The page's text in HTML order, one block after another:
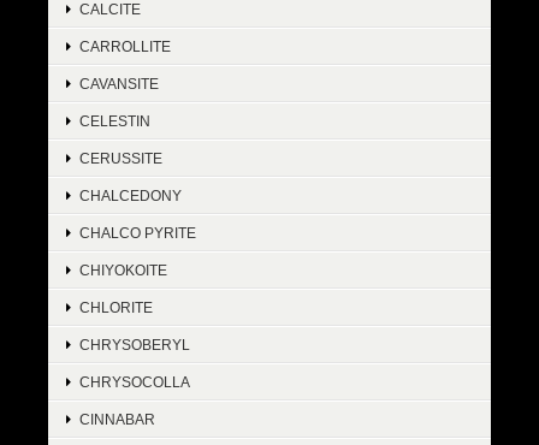
CALCITE
CARROLLITE
CAVANSITE
CELESTIN
CERUSSITE
CHALCEDONY
CHALCO PYRITE
CHIYOKOITE
CHLORITE
CHRYSOBERYL
CHRYSOCOLLA
CINNABAR